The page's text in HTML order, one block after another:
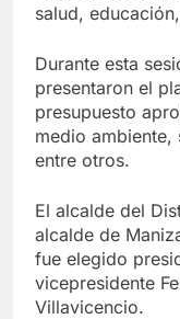
salud,
Durante esta
presentaron el
presupuesto
medio
entre otros.
El alcalde del
alcalde de
fue elegido
vicepresidente
Villavicencio.